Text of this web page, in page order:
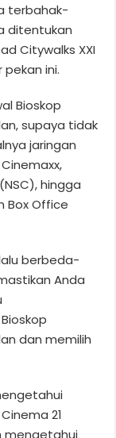
terbahak-
ditentukan
Citywalks XXI
ini.
Bioskop
supaya tidak
jaringan
hingga
Box Office
berbeda-
Anda
dan memilih
21
mengetahui